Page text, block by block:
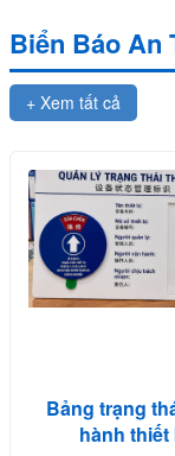
Biển Báo An
+ Xem tất cả
Bảng trạng
hành thiết